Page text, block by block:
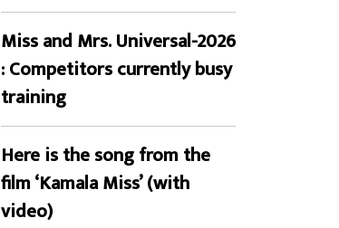
Miss and Mrs. Universal-2026
: Competitors currently busy
training
Here is the song from the
film ‘Kamala Miss’ (with
video)